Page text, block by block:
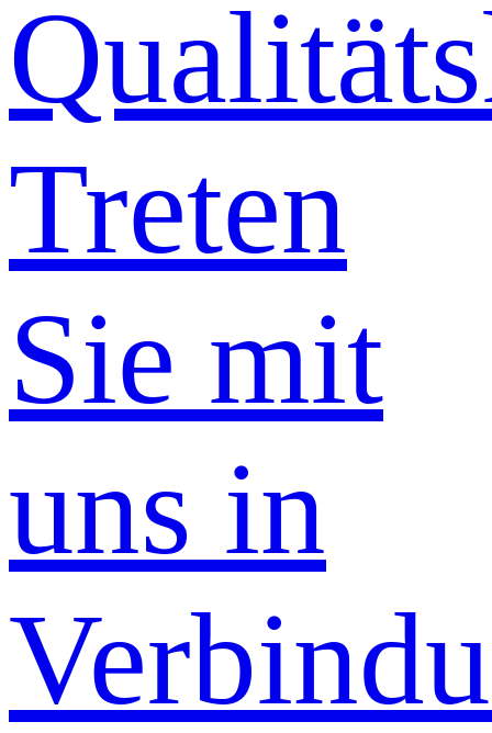
Treten
Sie mit
uns in